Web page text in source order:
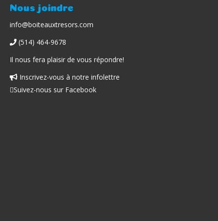
Nous joindre
info@boiteauxtresors.com
(514) 464-9678
Il nous fera plaisir de vous répondre!
Inscrivez-vous à notre infolettre
Facebook
Suivez-nous sur Facebook